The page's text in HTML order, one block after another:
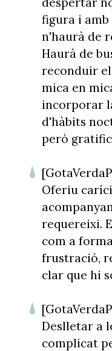
figura i
n'haurà de
Haurà de
reconduir
mica en
incorporar
d'hàbits
però
Oferiu
requereixi.
com a
frustració,
clar que hi
Deslletar a
complicat